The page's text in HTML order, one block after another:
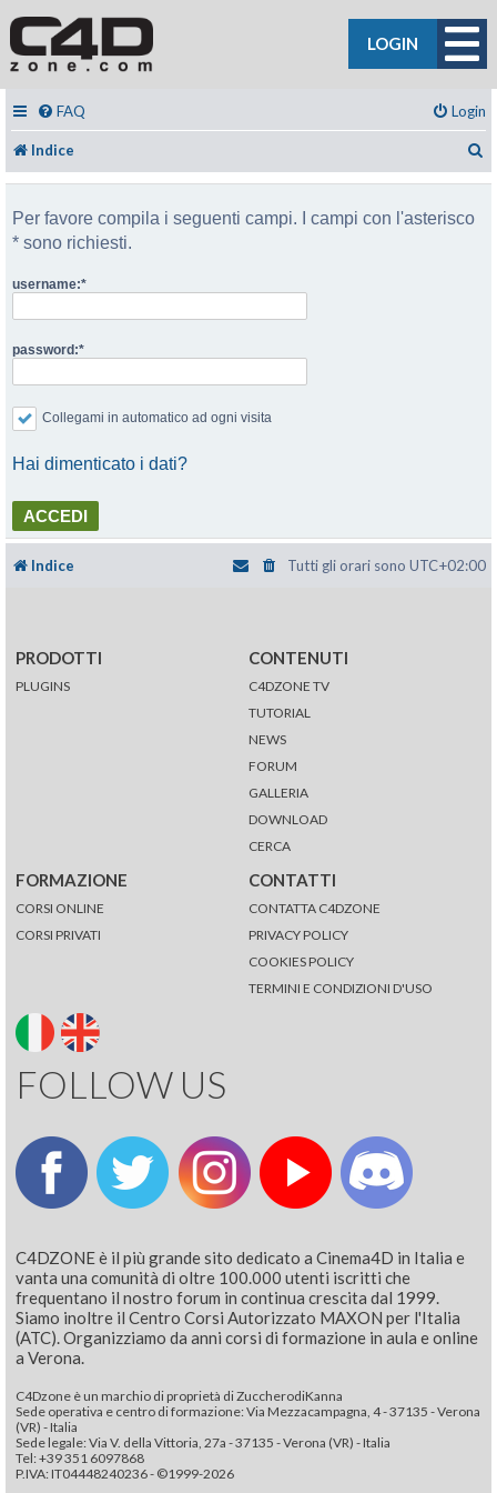
LOGIN
FAQ Login
Indice
Per favore compila i seguenti campi. I campi con l'asterisco
* sono richiesti.
username:
password:
Collegami in automatico ad ogni visita
Hai dimenticato i dati?
Indice Tutti gli orari sono UTC+02:00
PRODOTTI
PLUGINS
CONTENUTI
C4DZONE TV
TUTORIAL
NEWS
FORUM
GALLERIA
DOWNLOAD
CERCA
FORMAZIONE
CORSI ONLINE
CORSI PRIVATI
CONTATTI
CONTATTA C4DZONE
PRIVACY POLICY
COOKIES POLICY
TERMINI E CONDIZIONI D'USO
FOLLOW US
C4DZONE è il più grande sito dedicato a Cinema4D in Italia e
vanta una comunità di oltre 100.000 utenti iscritti che
frequentano il nostro forum in continua crescita dal 1999.
Siamo inoltre il Centro Corsi Autorizzato MAXON per l'Italia
(ATC). Organizziamo da anni corsi di formazione in aula e online
a Verona.
C4Dzone è un marchio di proprietà di ZuccherodiKanna
Sede operativa e centro di formazione: Via Mezzacampagna, 4 - 37135 - Verona
(VR) - Italia
Sede legale: Via V. della Vittoria, 27a - 37135 - Verona (VR) - Italia
Tel: +39 351 6097868‬
P.IVA: IT04448240236 - ©1999-2026